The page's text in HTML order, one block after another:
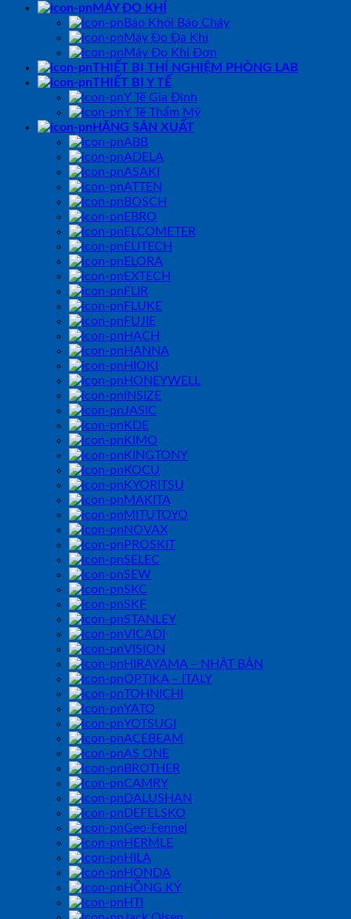
MÁY ĐO KHÍ
Báo Khói Báo Cháy
Máy Đo Đa Khí
Máy Đo Khí Đơn
THIẾT BỊ THÍ NGHIỆM PHÒNG LAB
THIẾT BỊ Y TẾ
Y Tế Gia Đình
Y Tế Thẩm Mỹ
HÃNG SẢN XUẤT
ABB
ADELA
ASAKI
ATTEN
BOSCH
EBRO
ELCOMETER
ELITECH
ELORA
EXTECH
FLIR
FLUKE
FUJIE
HACH
HANNA
HIOKI
HONEYWELL
INSIZE
JASIC
KDE
KIMO
KINGTONY
KOCU
KYORITSU
MAKITA
MITUTOYO
NOVAX
PROSKIT
SELEC
SEW
SKC
SKF
STANLEY
VICADI
VISION
HIRAYAMA – NHẬT BẢN
OPTIKA – ITALY
TOHNICHI
YATO
YOTSUGI
ACEBEAM
AS ONE
BROTHER
CAMRY
DALUSHAN
DEFELSKO
Geo-Fennel
HERMLE
HILA
HONDA
HỒNG KÝ
HTI